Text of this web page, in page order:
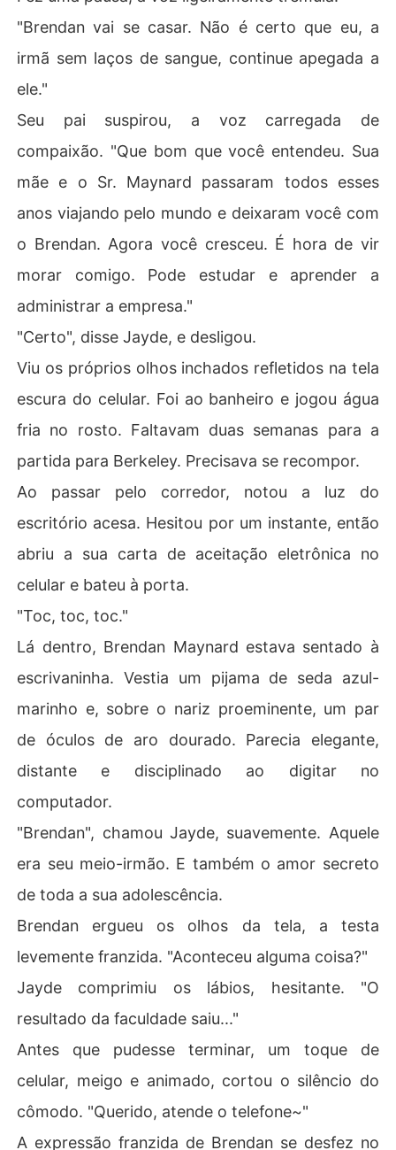
"Brendan vai se casar. Não é certo que eu, a
irmã sem laços de sangue, continue apegada a
ele."
Seu pai suspirou, a voz carregada de
compaixão. "Que bom que você entendeu. Sua
mãe e o Sr. Maynard passaram todos esses
anos viajando pelo mundo e deixaram você com
o Brendan. Agora você cresceu. É hora de vir
morar comigo. Pode estudar e aprender a
administrar a empresa."
"Certo", disse Jayde, e desligou.
Viu os próprios olhos inchados refletidos na tela
escura do celular. Foi ao banheiro e jogou água
fria no rosto. Faltavam duas semanas para a
partida para Berkeley. Precisava se recompor.
Ao passar pelo corredor, notou a luz do
escritório acesa. Hesitou por um instante, então
abriu a sua carta de aceitação eletrônica no
celular e bateu à porta.
"Toc, toc, toc."
Lá dentro, Brendan Maynard estava sentado à
escrivaninha. Vestia um pijama de seda azul-
marinho e, sobre o nariz proeminente, um par
de óculos de aro dourado. Parecia elegante,
distante e disciplinado ao digitar no
computador.
"Brendan", chamou Jayde, suavemente. Aquele
era seu meio-irmão. E também o amor secreto
de toda a sua adolescência.
Brendan ergueu os olhos da tela, a testa
levemente franzida. "Aconteceu alguma coisa?"
Jayde comprimiu os lábios, hesitante. "O
resultado da faculdade saiu..."
Antes que pudesse terminar, um toque de
celular, meigo e animado, cortou o silêncio do
cômodo. "Querido, atende o telefone~"
A expressão franzida de Brendan se desfez no